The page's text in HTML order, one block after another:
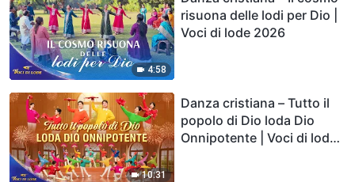
4:58
risuona delle lodi per Dio |
Voci di lode 2026
10:31
Danza cristiana – Tutto il
popolo di Dio loda Dio
Onnipotente | Voci di lode